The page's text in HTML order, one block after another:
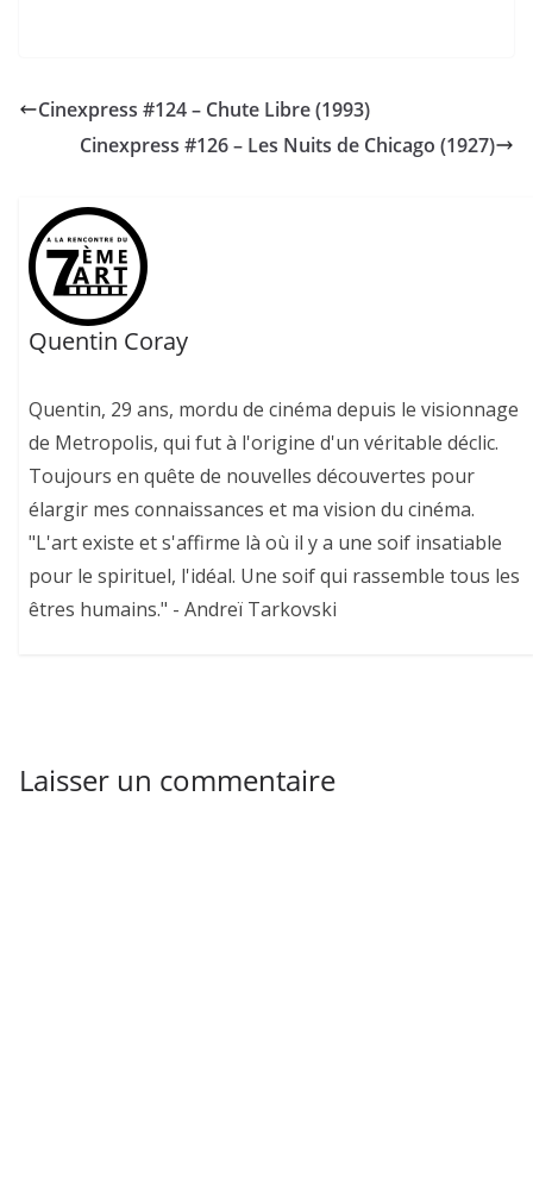
Cinexpress #124 – Chute Libre (1993)
Cinexpress #126 – Les Nuits de Chicago (1927)
Quentin Coray
Quentin, 29 ans, mordu de cinéma depuis le visionnage
de Metropolis, qui fut à l'origine d'un véritable déclic.
Toujours en quête de nouvelles découvertes pour
élargir mes connaissances et ma vision du cinéma.
"L'art existe et s'affirme là où il y a une soif insatiable
pour le spirituel, l'idéal. Une soif qui rassemble tous les
êtres humains." - Andreï Tarkovski
Laisser un commentaire